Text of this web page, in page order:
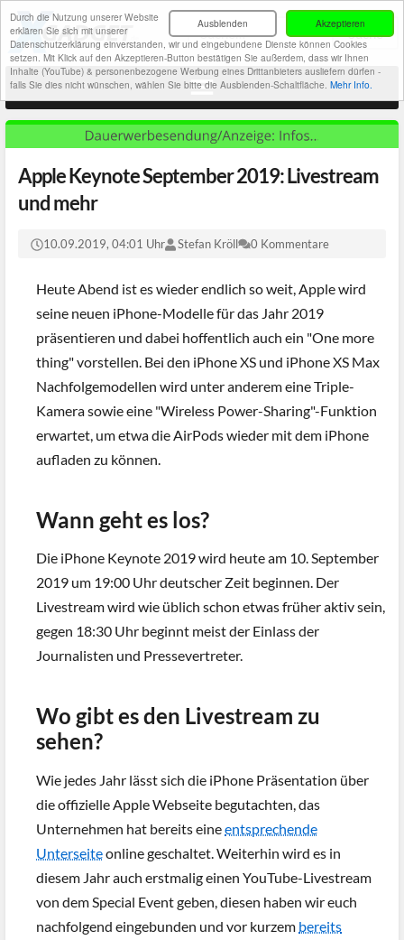
Akzeptieren
Ausblenden
Durch die Nutzung unserer Website
erklären Sie sich mit unserer
Datenschutzerklärung einverstanden, wir und eingebundene Dienste können Cookies
setzen. Mit Klick auf den Akzeptieren-Button bestätigen Sie außerdem, dass wir Ihnen
Inhalte (YouTube) & personenbezogene Werbung eines Drittanbieters ausliefern dürfen -
falls Sie dies nicht wünschen, wählen Sie bitte die Ausblenden-Schaltfläche. Mehr Info.
Apple Keynote September 2019: Livestream
und mehr
10.09.2019, 04:01 Uhr Stefan Kröll 0 Kommentare
Heute Abend ist es wieder endlich so weit, Apple wird
seine neuen iPhone-Modelle für das Jahr 2019
präsentieren und dabei hoffentlich auch ein "One more
thing" vorstellen. Bei den iPhone XS und iPhone XS Max
Nachfolgemodellen wird unter anderem eine Triple-
Kamera sowie eine "Wireless Power-Sharing"-Funktion
erwartet, um etwa die AirPods wieder mit dem iPhone
aufladen zu können.
Wann geht es los?
Die iPhone Keynote 2019 wird heute am 10. September
2019 um 19:00 Uhr deutscher Zeit beginnen. Der
Livestream wird wie üblich schon etwas früher aktiv sein,
gegen 18:30 Uhr beginnt meist der Einlass der
Journalisten und Pressevertreter.
Wo gibt es den Livestream zu
sehen?
Wie jedes Jahr lässt sich die iPhone Präsentation über
die offizielle Apple Webseite begutachten, das
Unternehmen hat bereits eineentsprechende
Unterseiteonline geschaltet. Weiterhin wird es in
diesem Jahr auch erstmalig einen YouTube-Livestream
von dem Special Event geben, diesen haben wir euch
nachfolgend eingebunden und vor kurzem bereits